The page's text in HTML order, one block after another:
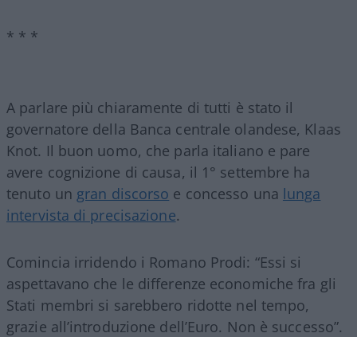
* * *
A parlare più chiaramente di tutti è stato il
governatore della Banca centrale olandese, Klaas
Knot. Il buon uomo, che parla italiano e pare
avere cognizione di causa, il 1° settembre ha
tenuto un gran discorso e concesso una lunga
intervista di precisazione.
Comincia irridendo i Romano Prodi: “Essi si
aspettavano che le differenze economiche fra gli
Stati membri si sarebbero ridotte nel tempo,
grazie all’introduzione dell’Euro. Non è successo”.